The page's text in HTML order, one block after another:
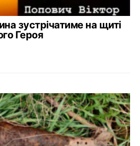
зустрічатиме на щиті
Героя